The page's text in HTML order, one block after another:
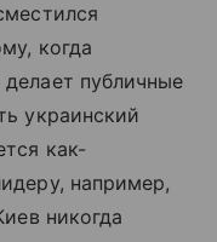
когда
публичные
украинский
как-
например,
никогда